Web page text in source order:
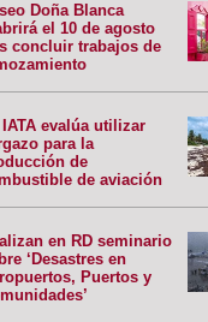
Doña Blanca
el 10 de agosto
concluir trabajos de
IATA evalúa utilizar
para la
de
de aviación
en RD seminario
‘Desastres en
Puertos y